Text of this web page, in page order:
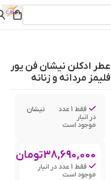
عطر ادکلن نیشان فن یور
فلیمز مردانه و زنانه
نیشان
فقط 1 عدد
در انبار
موجود است
38,690,000تومان
فقط 1 عدد در انبار
موجود است